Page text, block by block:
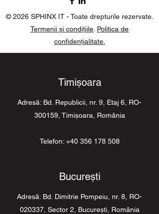
© 2026 SPHINX IT - Toate drepturile rezervate.
Termenii și condițiile Politica de
confidențialitate.
Timişoara
Adresă: Bd. Republicii, nr. 9, Etaj 6, RO-
300159, Timişoara, România
Telefon: +40 356 178 508
Bucureşti
Adresă: Bd. Dimitrie Pompeiu, nr. 8, RO-
020337, Sector 2, Bucureşti, România